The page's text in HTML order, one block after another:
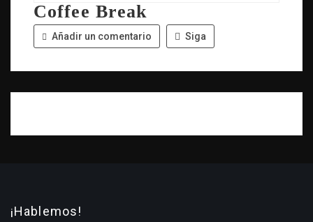
Coffee Break
Añadir un comentario Siga
¡Hablemos!